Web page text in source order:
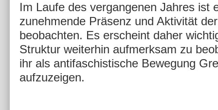
Im Laufe des vergangenen Jahres ist
zunehmende Präsenz und Aktivität
beobachten. Es erscheint daher
Struktur weiterhin aufmerksam zu
ihr als antifaschistische Bewegung
aufzuzeigen.